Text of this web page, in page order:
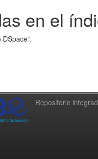
en el
DSpace".
Repositorio